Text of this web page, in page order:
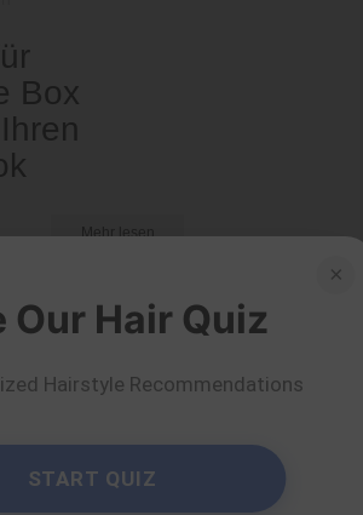
Box
Mehr lesen
×
Our Hair Quiz
Hairstyle Recommendations
START QUIZ